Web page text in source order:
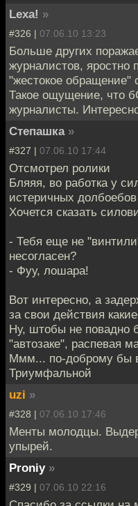
Lexa! »
#326 | 07.06.10 13:23
Больше других
журналистов,
"жестокое обращение"
Такое ощущение, что
журналисты.
Степашка »
#327 | 07.06.10 17:44
Отсмотрел ролики
Бляяя, во работка у
истеричных долбоебов
Хочется сказать
- Тебя еще не
несогласен?
- Фуу, лошара!
Вот интересно, а
за свои действия
Ну, штобы не повадно
"автозаке", распевая
Ммм... по-доброму бы
Триумфальной
uzi »
#328 | 07.06.10 17:46
Менты молодцы.
упырей.
Proniy »
#329 | 07.06.10 22:16